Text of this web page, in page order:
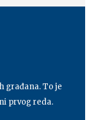
građana. To je
prvog reda.